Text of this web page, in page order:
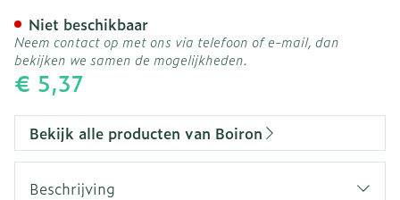
€ 5,37
Niet beschikbaar
Neem contact op met ons via telefoon of e-mail, dan
bekijken we samen de mogelijkheden.
Bekijk alle producten van Boiron
Beschrijving